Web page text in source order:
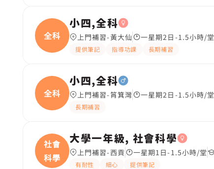
全科
小四,全科
上門補習-黃大仙 一星期2日-1.5小時/堂
提供筆記 指導功課 長期補習
全科
小四,全科
上門補習-筲箕灣 一星期2日-1.5小時/堂
長期補習
社會
科學
大學一年級, 社會科學
上門補習-西貢 一星期1日-1.5小時/堂
有耐性 細心 提供筆記